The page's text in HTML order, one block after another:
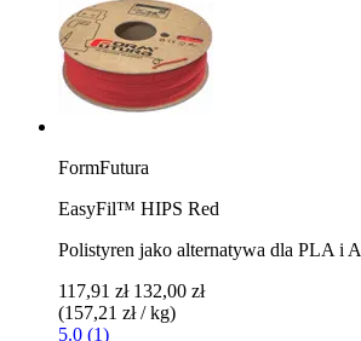
FormFutura
EasyFil™ HIPS Red
Polistyren jako alternatywa dla PLA i
117,91 zł 132,00 zł
(157,21 zł / kg)
5.0 (1)